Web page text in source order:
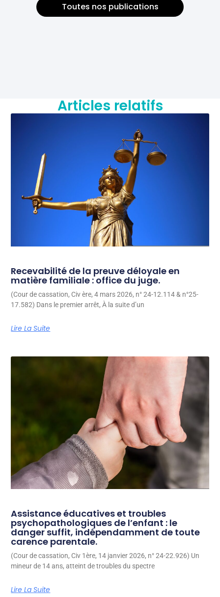
Toutes nos publications
Articles relatifs
Recevabilité de la preuve déloyale en
matière familiale : office du juge.
(Cour de cassation, Civ ère, 4 mars 2026, n° 24-12.114 & n°25-
17.582) Dans le premier arrêt, À la suite d’un
Lire La Suite
Assistance éducatives et troubles
psychopathologiques de l’enfant : le
danger suffit, indépendamment de toute
carence parentale.
(Cour de cassation, Civ 1ère, 14 janvier 2026, n° 24-22.926) Un
mineur de 14 ans, atteint de troubles du spectre
Lire La Suite